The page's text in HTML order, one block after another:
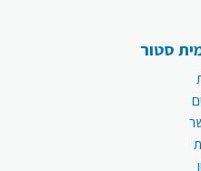
סטור